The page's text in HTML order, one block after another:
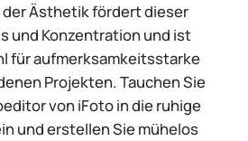
Ästhetik fördert dieser
und Konzentration und ist
für aufmerksamkeitsstarke
Projekten. Tauchen Sie
von iFoto in die ruhige
und erstellen Sie mühelos